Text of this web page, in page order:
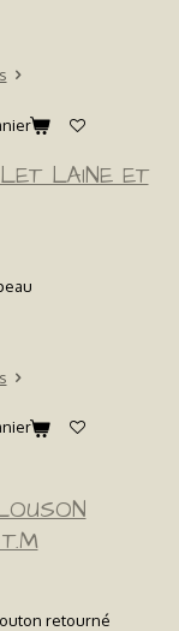
LAINE ET
retourné